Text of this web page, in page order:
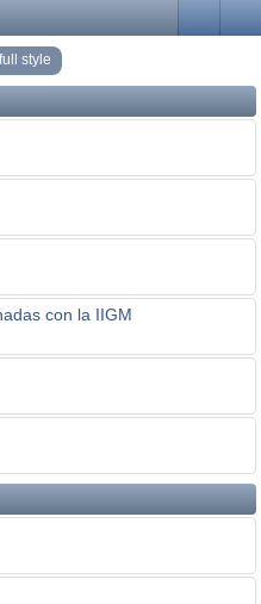
style
con la IIGM